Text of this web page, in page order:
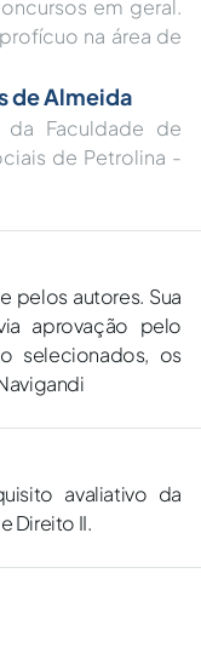
em geral.
na área de
de Almeida
Faculdade de
de Petrolina -
pelos autores. Sua
aprovação pelo
selecionados, os
avaliativo da
Direito II.